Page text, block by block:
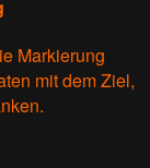
Markierung
mit dem Ziel,